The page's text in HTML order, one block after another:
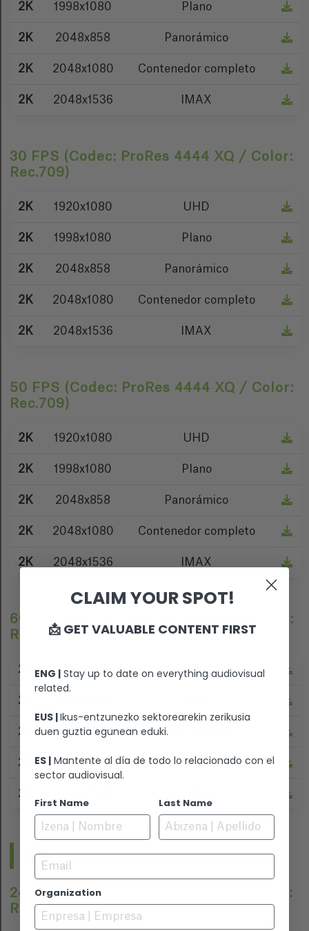
2K 1998x1080 Plano
2K 2048x858 Panorámico
2K 2048x1080 Contenedor completo
2K 2048x1536 IMAX
30 FPS (Codec: ProRes 4444 XQ / Color:
Rec.709)
2K 1920x1080 UHD
2K 1998x1080 Plano
2K 2048x858 Panorámico
2K 2048x1080 Contenedor completo
2K 2048x1536 IMAX
50 FPS (Codec: ProRes 4444 XQ / Color:
Rec.709)
2K 1920x1080 UHD
2K 1998x1080 Plano
2K 2048x858 Panorámico
2K 2048x1080 Contenedor completo
2K 2048x1536 IMAX
60 FPS (Codec: ProRes 4444 XQ / Color:
Rec.709)
2K 1920x1080 UHD
2K
2K 2048x858 Panorámico
2K 2048x1080 Contenedor completo
2K
4K
24 FPS (Codec: ProRes 4444 XQ / Color:
Rec.709)
CLAIM YOUR SPOT!
📩 GET VALUABLE CONTENT FIRST
ENG | Stay up to date on everything audiovisual
related.
EUS |Ikus-entzunezko sektorearekin zerikusia
duen guztia egunean eduki.
ES | Mantente al día de todo lo relacionado con el
sector audiovisual.
First Name Last Name
Email
Organization